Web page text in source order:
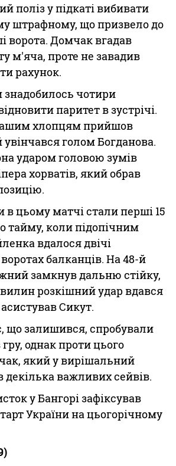
поліз у підкаті вибивати
штрафному, що призвело до
ворота. Домчак вгадав
м'яча, проте не завадив
рахунок.
чотири
паритет в зустрічі.
хлопцям прийшов
увінчався голом Богданова.
ударом головою зумів
хорватів, який обрав
цьому матчі стали перші 15
тайму, коли підопічним
вдалося двічі
балканців. На 48-й
замкнув дальню стійку,
розкішний удар вдався
Сикут.
що залишився, спробували
однак проти цього
який у вирішальний
важливих сейвів.
у Бангорі зафіксував
України на цьогорічному